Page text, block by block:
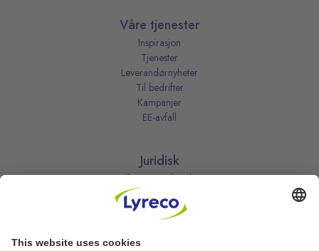
Våre tjenester
Inspirasjon
Tjenester
Leverandørnyheter
Til bedrifter
Kampanjer
EE-avfall
Juridisk
Informasjonskapsler
Kjøpsbetingelser
Personvernerklæring
Vilkår
Vilkår for kundeklubben